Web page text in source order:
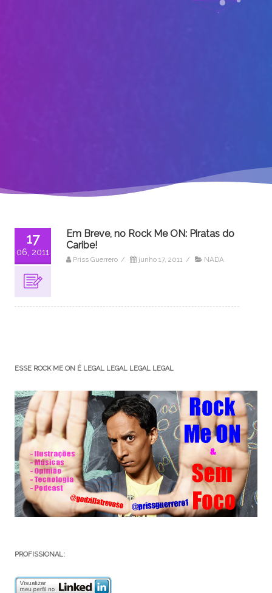
17
06, 2011
Em Breve, no Rock Me ON: Piratas do
Caribe!
Priss Guerrero / junho 17, 2011 / NADA
ESSE ROCK ME ON É LEGAL LEGAL LEGAL LEGAL
PROFISSIONAL: